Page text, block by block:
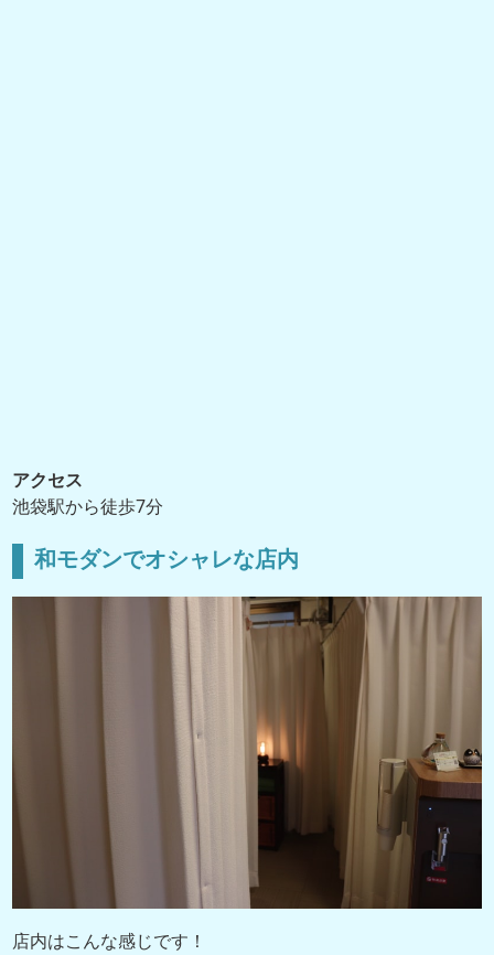
アクセス
池袋駅から徒歩7分
和モダンでオシャレな店内
店内はこんな感じです！